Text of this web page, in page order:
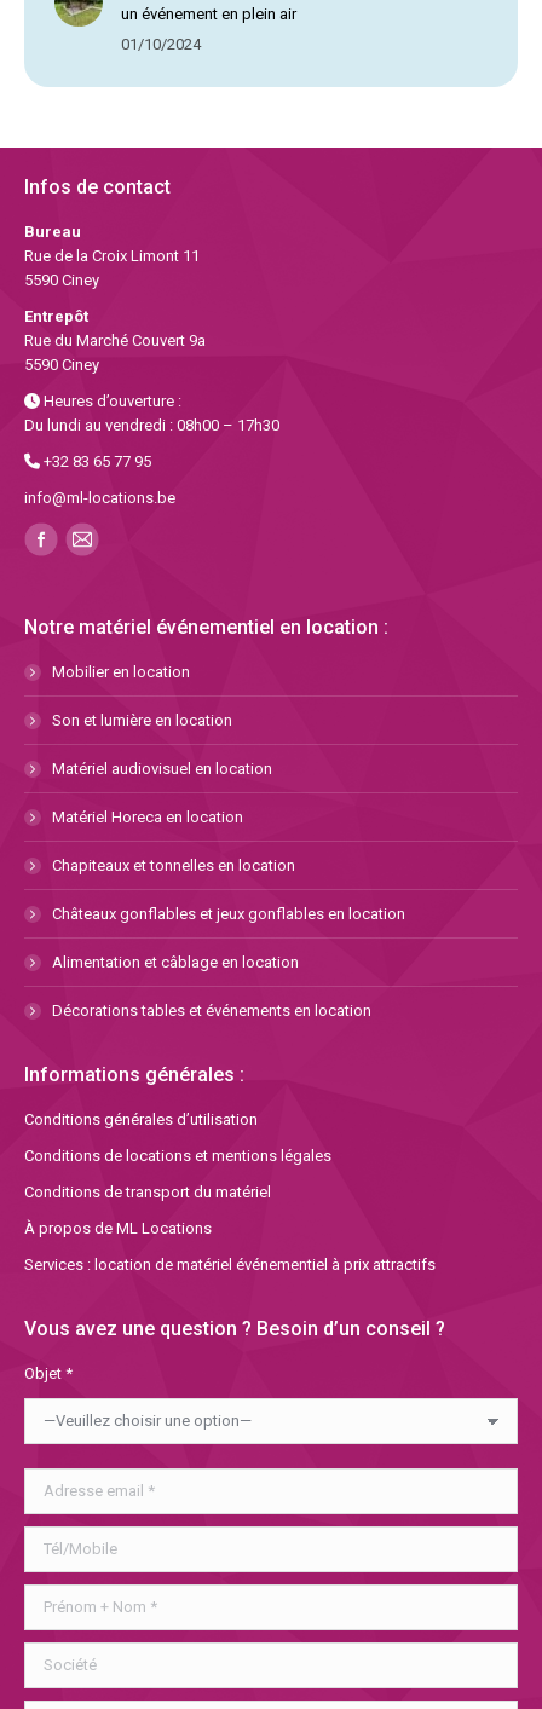
un événement en plein air
01/10/2024
Infos de contact
Bureau
Rue de la Croix Limont 11
5590 Ciney
Entrepôt
Rue du Marché Couvert 9a
5590 Ciney
Heures d’ouverture :
Du lundi au vendredi : 08h00 – 17h30
+32 83 65 77 95
info@ml-locations.be
Notre matériel événementiel en location :
Mobilier en location
Son et lumière en location
Matériel audiovisuel en location
Matériel Horeca en location
Chapiteaux et tonnelles en location
Châteaux gonflables et jeux gonflables en location
Alimentation et câblage en location
Décorations tables et événements en location
Informations générales :
Conditions générales d’utilisation
Conditions de locations et mentions légales
Conditions de transport du matériel
À propos de ML Locations
Services : location de matériel événementiel à prix attractifs
Vous avez une question ? Besoin d’un conseil ?
Objet *